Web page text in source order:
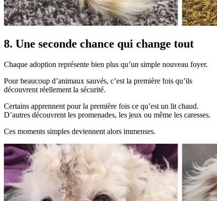
8. Une seconde chance qui change tout
Chaque adoption représente bien plus qu’un simple nouveau foyer.
Pour beaucoup d’animaux sauvés, c’est la première fois qu’ils
découvrent réellement la sécurité.
Certains apprennent pour la première fois ce qu’est un lit chaud.
D’autres découvrent les promenades, les jeux ou même les caresses.
Ces moments simples deviennent alors immenses.